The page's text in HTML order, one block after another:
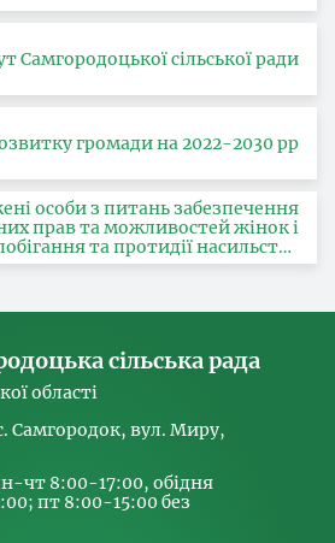
Самгородоцької сільської ради
громади на 2022-2030 рр
особи з питань забезпечення
прав та можливостей жінок і
та протидії насильству
з питань здійснення заходів,
сільська рада
області
Самгородок, вул. Миру,
чт 8:00-17:00, обідня
пт 8:00-15:00 без